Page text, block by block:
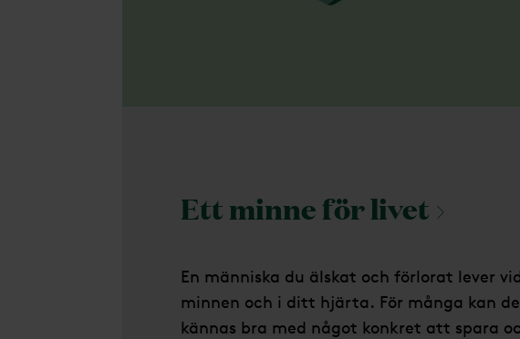
Ett minne förlivet
En människa du älskat och förlorat lever
minnen och i ditt hjärta. För många kan
kännas bra med något konkret att spara